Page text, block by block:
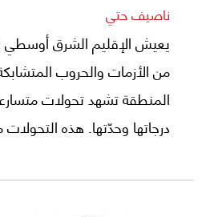
ناصيف حتي
يعيش الإقليم الشرق
من الأزمات والحروب
المنطقة تشهد تحولات
درجاتها وحدّتها. هذه
للشرق الأوسط، وعلى أنماط